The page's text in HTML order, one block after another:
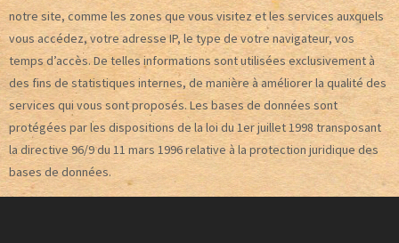
notre site, comme les zones que vous visitez et les services auxquels
vous accédez, votre adresse IP, le type de votre navigateur, vos
temps d’accès. De telles informations sont utilisées exclusivement à
des fins de statistiques internes, de manière à améliorer la qualité des
services qui vous sont proposés. Les bases de données sont
protégées par les dispositions de la loi du 1er juillet 1998 transposant
la directive 96/9 du 11 mars 1996 relative à la protection juridique des
bases de données.